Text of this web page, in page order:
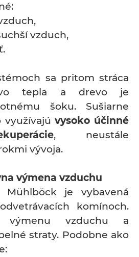
vzduch,
sa pritom stráca
tepla a drevo je
šoku. Sušiarne
využívajúvysoko účinné
, neustále
vývoja.
výmena vzduchu
Mühlböck je vybavená
komínoch.
výmenu vzduchu a
straty. Podobne ako